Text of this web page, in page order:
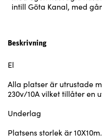
intill Göta Kanal, med
Beskrivning
El
Alla platser är utrustade
230v/10A vilket tillåter en
Underlag
Platsens storlek är